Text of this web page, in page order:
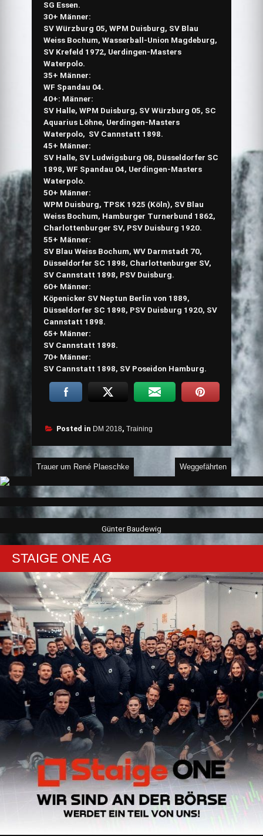
SG Essen.
30+ Männer:
SV Würzburg 05, WPM Duisburg, SV Blau
Weiss Bochum, Wasserball-Union Magdeburg,
SV Krefeld 1972, Uerdingen-Masters
Waterpolo.
35+ Männer:
WF Spandau 04.
40+: Männer:
SV Halle, WPM Duisburg, SV Würzburg 05, SC
Aquarius Löhne, Uerdingen-Masters
Waterpolo, SV Cannstatt 1898.
45+ Männer:
SV Halle, SV Ludwigsburg 08, Düsseldorfer SC
1898, WF Spandau 04, Uerdingen-Masters
Waterpolo.
50+ Männer:
WPM Duisburg, TPSK 1925 (Köln), SV Blau
Weiss Bochum, Hamburger Turnerbund 1862,
Charlottenburger SV, PSV Duisburg 1920.
55+ Männer:
SV Blau Weiss Bochum, WV Darmstadt 70,
Düsseldorfer SC 1898, Charlottenburger SV,
SV Cannstatt 1898, PSV Duisburg.
60+ Männer:
Köpenicker SV Neptun Berlin von 1889,
Düsseldorfer SC 1898, PSV Duisburg 1920, SV
Cannstatt 1898.
65+ Männer:
SV Cannstatt 1898.
70+ Männer:
SV Cannstatt 1898, SV Poseidon Hamburg.
Posted in DM 2018, Training
Beitragsnavigation
Trauer um René Plaeschke Weggefährten
Günter Baudewig
STAIGE ONE AG